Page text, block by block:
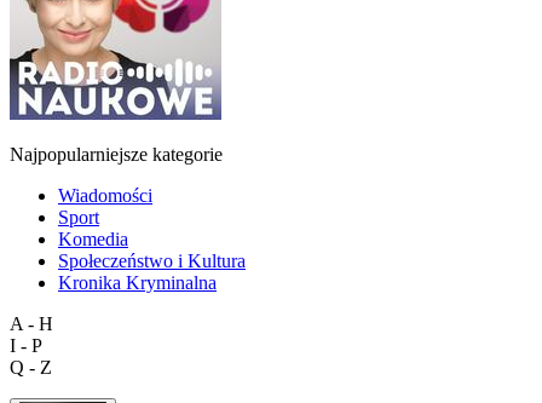
Najpopularniejsze kategorie
Wiadomości
Sport
Komedia
Społeczeństwo i Kultura
Kronika Kryminalna
A - H
I - P
Q - Z